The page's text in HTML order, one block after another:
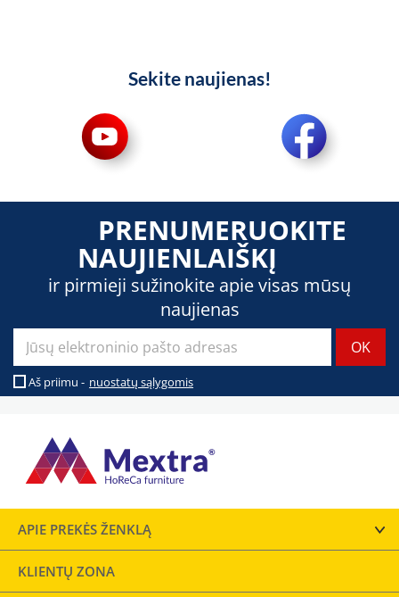
Sekite naujienas!
PRENUMERUOKITE
NAUJIENLAIŠKĮ
ir pirmieji sužinokite apie visas mūsų
naujienas
Aš priimu - nuostatų sąlygomis
APIE PREKĖS ŽENKLĄ
KLIENTŲ ZONA